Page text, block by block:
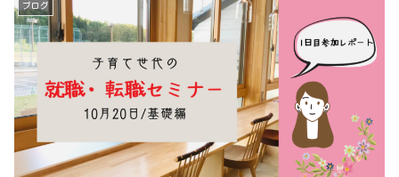
ブログ